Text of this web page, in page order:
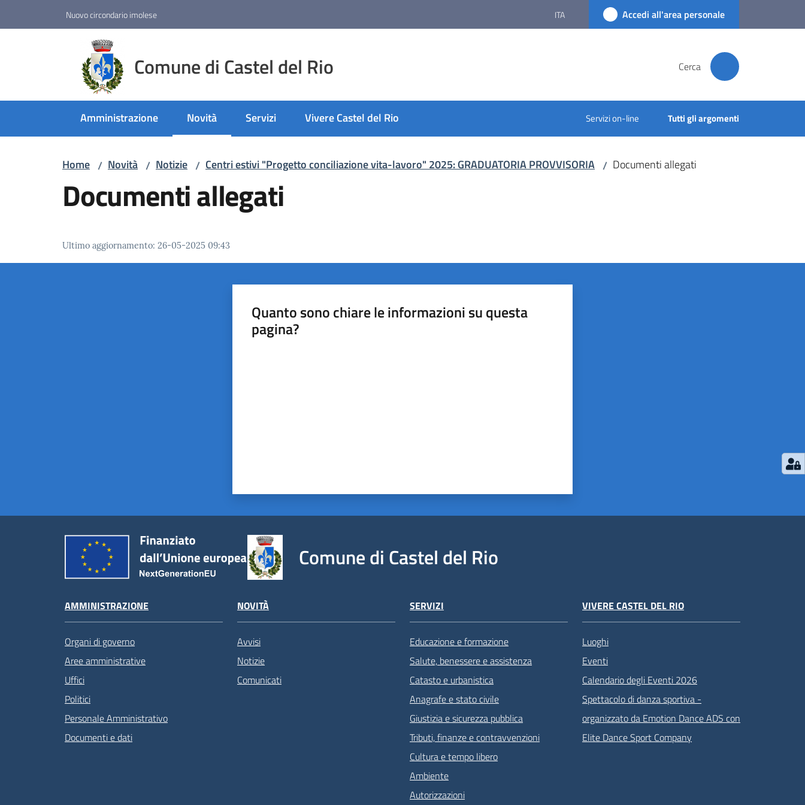
Nuovo circondario imolese ITA Accedi all'area personale
Comune di Castel del Rio Cerca
Amministrazione Novità
Menu selezionato
Servizi Vivere Castel del Rio Servizi on-line Tutti gli argomenti
Home / Novità / Notizie / Centri estivi "Progetto conciliazione vita-lavoro" 2025: GRADUATORIA PROVVISORIA / Documenti allegati
Documenti allegati
Ultimo aggiornamento: 26-05-2025 09:43
Quanto sono chiare le informazioni su questa
pagina?
Comune di Castel del Rio
AMMINISTRAZIONE
Organi di governo
Aree amministrative
Uffici
Politici
Personale Amministrativo
Documenti e dati
NOVITÀ
Avvisi
Notizie
Comunicati
SERVIZI
Educazione e formazione
Salute, benessere e assistenza
Catasto e urbanistica
Anagrafe e stato civile
Giustizia e sicurezza pubblica
Tributi, finanze e contravvenzioni
Cultura e tempo libero
Ambiente
Autorizzazioni
VIVERE CASTEL DEL RIO
Luoghi
Eventi
Calendario degli Eventi 2026
Spettacolo di danza sportiva -
organizzato da Emotion Dance ADS con
Elite Dance Sport Company